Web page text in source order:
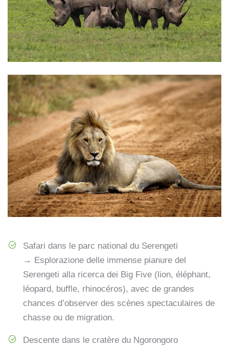
Safari dans le parc national du Serengeti
→ Esplorazione delle immense pianure del
Serengeti alla ricerca dei Big Five (lion, éléphant,
léopard, buffle, rhinocéros), avec de grandes
chances d’observer des scènes spectaculaires de
chasse ou de migration.
Descente dans le cratère du Ngorongoro